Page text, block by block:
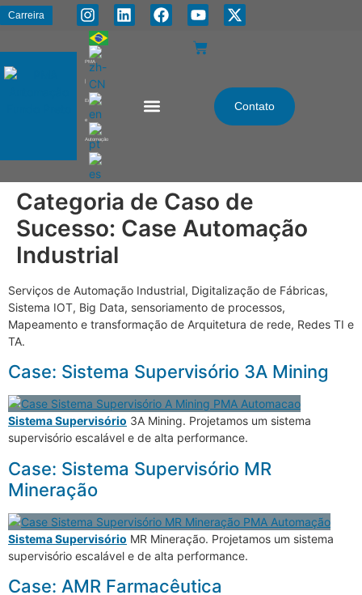
Carreira
PMA
|
Energia
e
Automação
Contato
Categoria de Caso de
Sucesso: Case Automação
Industrial
Serviços de Automação Industrial, Digitalização de Fábricas,
Sistema IOT, Big Data, sensoriamento de processos,
Mapeamento e transformação de Arquitetura de rede, Redes TI e
TA.
Case: Sistema Supervisório 3A Mining
Sistema Supervisório 3A Mining. Projetamos um sistema
supervisório escalável e de alta performance.
Case: Sistema Supervisório MR
Mineração
Sistema Supervisório MR Mineração. Projetamos um sistema
supervisório escalável e de alta performance.
Case: AMR Farmacêutica